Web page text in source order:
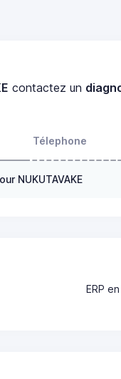
contactez un
Télephone
NUKUTAVAKE
ERP